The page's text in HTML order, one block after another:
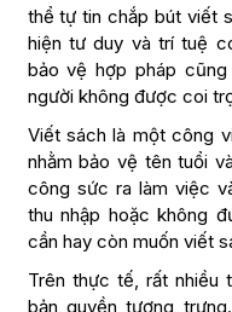
thể tự tin chắp bút viết
hiện tư duy và trí tuệ
bảo vệ hợp pháp
người không được coi
Viết sách là một công
nhằm bảo vệ tên tuổi
công sức ra làm việc
thu nhập hoặc không
cần hay còn muốn viết
Trên thực tế, rất nhiều
bản quyền tượng